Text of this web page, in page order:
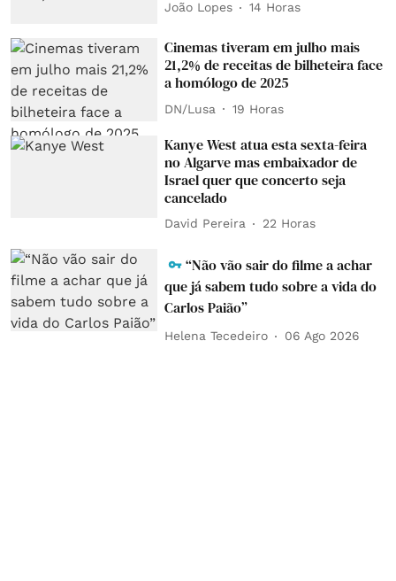
João Lopes 14 Horas
Cinemas tiveram em julho mais
21,2% de receitas de bilheteira face
a homólogo de 2025
DN/Lusa 19 Horas
Kanye West atua esta sexta-feira
no Algarve mas embaixador de
Israel quer que concerto seja
cancelado
David Pereira 22 Horas
“Não vão sair do filme a achar
que já sabem tudo sobre a vida do
Carlos Paião”
Helena Tecedeiro 06 Ago 2026